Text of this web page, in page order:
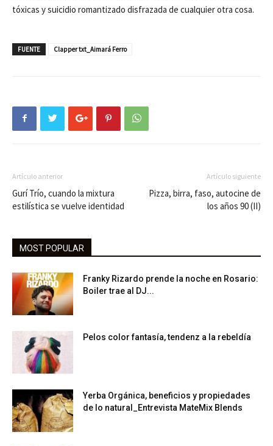
tóxicas y suicidio romantizado disfrazada de cualquier otra cosa.
FUENTE Clapper txt_Aimará Ferro
Artículo anterior
Gurí Trío, cuando la mixtura
estilística se vuelve identidad
Artículo siguiente
Pizza, birra, faso, autocine de
los años 90 (II)
MOST POPULAR
Franky Rizardo prende la noche en Rosario:
Boiler trae al DJ...
Pelos color fantasía, tendenz a la rebeldía
Yerba Orgánica, beneficios y propiedades
de lo natural_Entrevista MateMix Blends